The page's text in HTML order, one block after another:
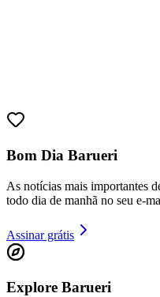
Bom Dia Barueri
As notícias mais importantes
todo dia de manhã no seu e-
Assinar grátis
Explore Barueri